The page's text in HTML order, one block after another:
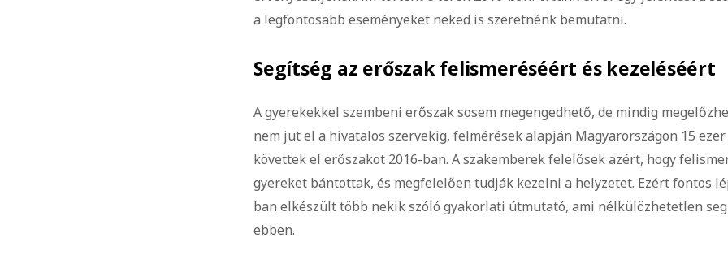
a legfontosabb eseményeket neked is szeretnénk bemutatni.
Segítség az erőszak felismeréséért és kezeléséért
A gyerekekkel szembeni erőszak sosem megengedhető, de mindig
nem jut el a hivatalos szervekig, felmérések alapján Magyarországon 15
követtek el erőszakot 2016-ban. A szakemberek felelősek azért, hogy
gyereket bántottak, és megfelelően tudják kezelni a helyzetet. Ezért fontos
ban elkészült több nekik szóló gyakorlati útmutató, ami nélkülözhetetlen
ebben.